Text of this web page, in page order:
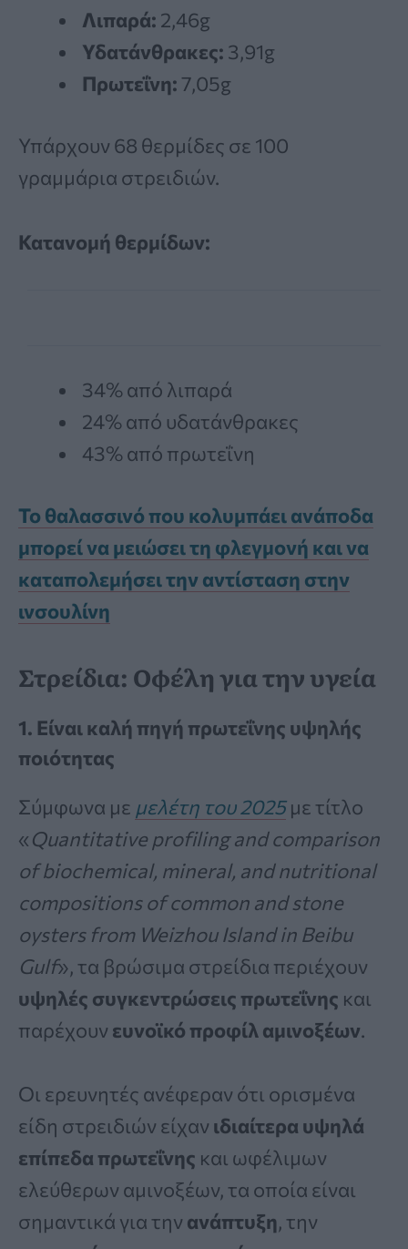
Λιπαρά: 2,46g
Υδατάνθρακες: 3,91g
Πρωτεΐνη: 7,05g
Υπάρχουν 68 θερμίδες σε 100
γραμμάρια στρειδιών.
Κατανομή θερμίδων:
34% από λιπαρά
24% από υδατάνθρακες
43% από πρωτεΐνη
Το θαλασσινό που κολυμπάει ανάποδα
μπορεί να μειώσει τη φλεγμονή και να
καταπολεμήσει την αντίσταση στην
ινσουλίνη
Στρείδια: Οφέλη για την υγεία
1. Είναι καλή πηγή πρωτεΐνης υψηλής
ποιότητας
Σύμφωνα με μελέτη του 2025με τίτλο
«Quantitative profiling and comparison
of biochemical, mineral, and nutritional
compositions of common and stone
oysters from Weizhou Island in Beibu
Gulf», τα βρώσιμα στρείδια περιέχουν
υψηλές συγκεντρώσεις πρωτεΐνης και
παρέχουν ευνοϊκό προφίλ αμινοξέων.
Οι ερευνητές ανέφεραν ότι ορισμένα
είδη στρειδιών είχαν ιδιαίτερα υψηλά
επίπεδα πρωτεΐνης και ωφέλιμων
ελεύθερων αμινοξέων, τα οποία είναι
σημαντικά για την ανάπτυξη, την